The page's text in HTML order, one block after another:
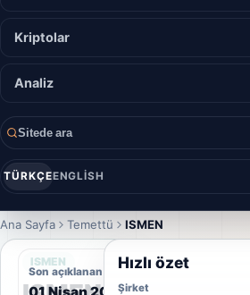
Kriptolar
Analiz
Sitede ara
TÜRKÇEENGLISH
Ana Sayfa Temettü ISMEN
ISMEN
Son açıklanan temettü tarihi
Hızlı özet
Şirket